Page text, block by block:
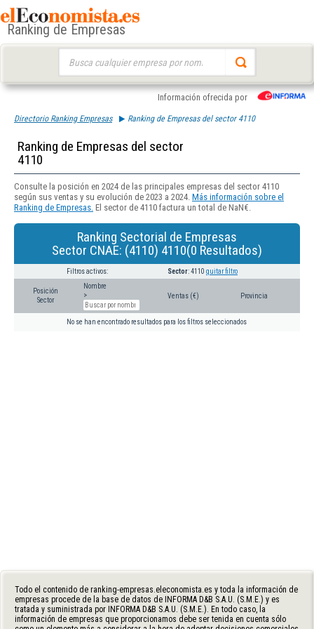
Ranking de Empresas
Información ofrecida por
Directorio Ranking Empresas Ranking de Empresas del sector 4110
Ranking de Empresas del sector
4110
Consulte la posición en 2024 de las principales empresas del sector 4110
según sus ventas y su evolución de 2023 a 2024. Más información sobre el
Ranking de Empresas. El sector de 4110 factura un total de NaN€.
Ranking Sectorial de Empresas
Sector CNAE: (4110) 4110(0 Resultados)
Filtros activos: Sector: 4110 quitar filtro
Posición
Sector
Nombre
>
Ventas (€) Provincia
No se han encontrado resultados para los filtros seleccionados
Todo el contenido de ranking-empresas.eleconomista.es y toda la información de
empresas procede de la base de datos de INFORMA D&B S.A.U. (S.M.E.) y es
tratada y suministrada por INFORMA D&B S.A.U. (S.M.E.). En todo caso, la
información de empresas que proporcionamos debe ser tenida en cuenta sólo